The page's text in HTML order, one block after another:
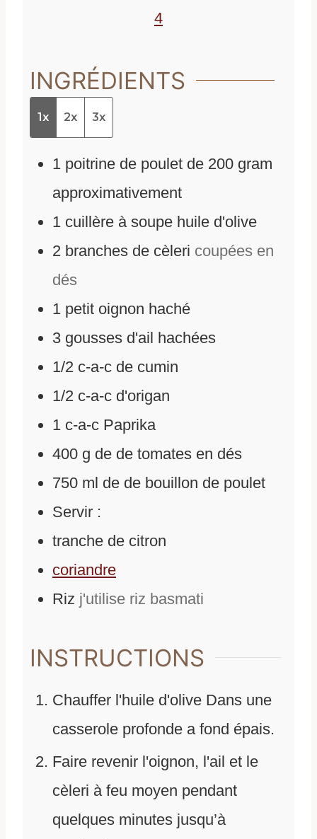
4
INGRÉDIENTS
1x 2x 3x
1 poitrine de poulet de 200 gram
approximativement
1 cuillère à soupe huile d'olive
2 branches de cèleri coupées en
dés
1 petit oignon haché
3 gousses d'ail hachées
1/2 c-a-c de cumin
1/2 c-a-c d'origan
1 c-a-c Paprika
400 g de de tomates en dés
750 ml de de bouillon de poulet
Servir :
tranche de citron
coriandre
Riz j'utilise riz basmati
INSTRUCTIONS
Chauffer l'huile d'olive Dans une
casserole profonde a fond épais.
Faire revenir l'oignon, l'ail et le
cèleri à feu moyen pendant
quelques minutes jusqu’à